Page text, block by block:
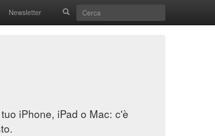
Newsletter
iPhone, iPad o Mac: c'è